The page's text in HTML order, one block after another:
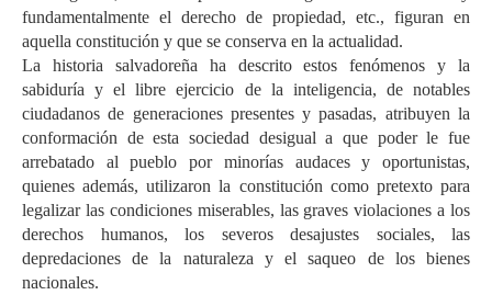
fundamentalmente el derecho de propiedad, etc., figuran en
aquella constitución y que se conserva en la actualidad.
La historia salvadoreña ha descrito estos fenómenos y la
sabiduría y el libre ejercicio de la inteligencia, de notables
ciudadanos de generaciones presentes y pasadas, atribuyen la
conformación de esta sociedad desigual a que poder le fue
arrebatado al pueblo por minorías audaces y oportunistas,
quienes además, utilizaron la constitución como pretexto para
legalizar las condiciones miserables, las graves violaciones a los
derechos humanos, los severos desajustes sociales, las
depredaciones de la naturaleza y el saqueo de los bienes
nacionales.